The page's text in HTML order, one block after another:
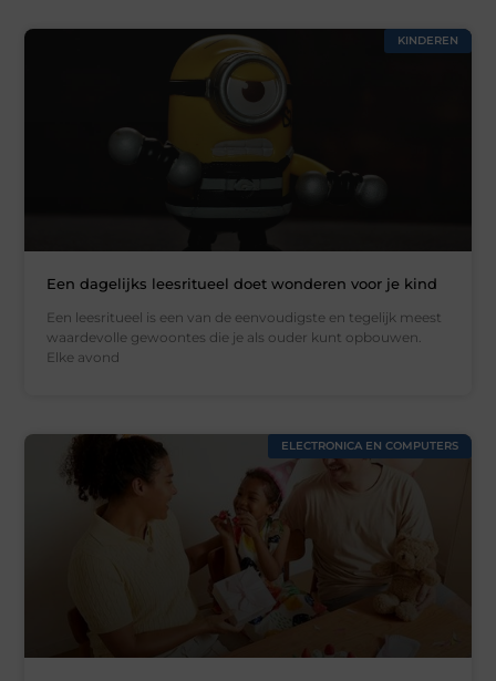
KINDEREN
Een dagelijks leesritueel doet wonderen voor je kind
Een leesritueel is een van de eenvoudigste en tegelijk meest
waardevolle gewoontes die je als ouder kunt opbouwen.
Elke avond
ELECTRONICA EN COMPUTERS